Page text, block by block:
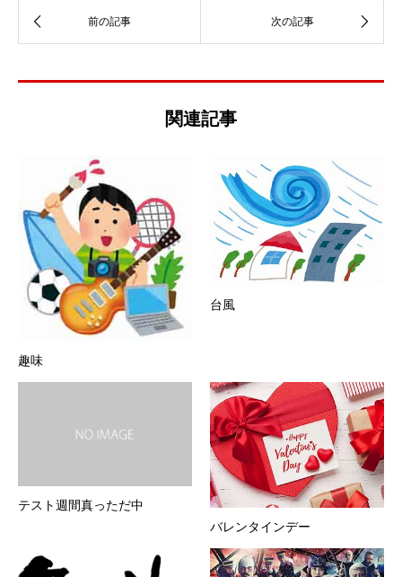
関連記事
趣味
台風
テスト週間真っただ中
バレンタインデー